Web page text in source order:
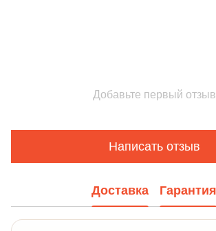
Добавьте первый отзыв
Написать отзыв
Доставка Гарантия